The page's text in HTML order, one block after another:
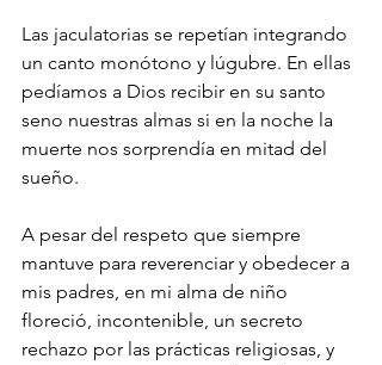
Las jaculatorias se repetían integrando
un canto monótono y lúgubre. En ellas
pedíamos a Dios recibir en su santo
seno nuestras almas si en la noche la
muerte nos sorprendía en mitad del
sueño.
A pesar del respeto que siempre
mantuve para reverenciar y obedecer a
mis padres, en mi alma de niño
floreció, incontenible, un secreto
rechazo por las prácticas religiosas, y